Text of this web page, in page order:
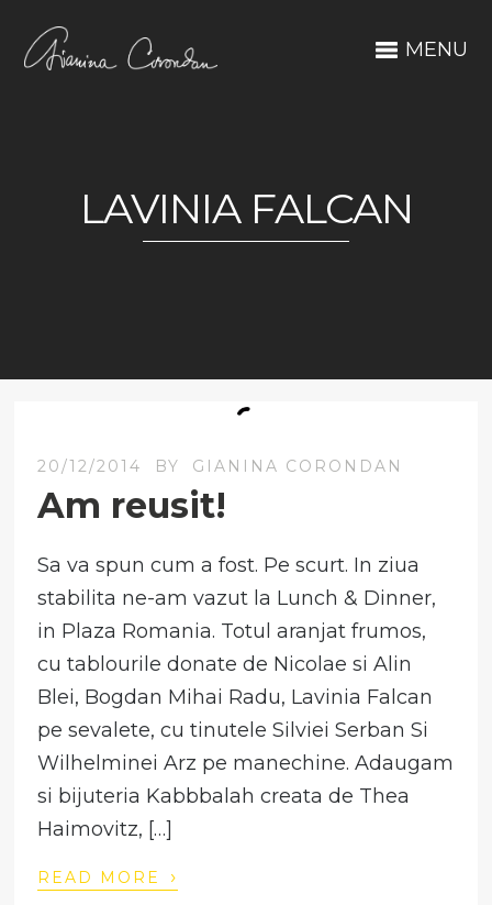
MENU
LAVINIA FALCAN
20/12/2014 BY GIANINA CORONDAN
Am reusit!
Sa va spun cum a fost. Pe scurt. In ziua
stabilita ne-am vazut la Lunch & Dinner,
in Plaza Romania. Totul aranjat frumos,
cu tablourile donate de Nicolae si Alin
Blei, Bogdan Mihai Radu, Lavinia Falcan
pe sevalete, cu tinutele Silviei Serban Si
Wilhelminei Arz pe manechine. Adaugam
si bijuteria Kabbbalah creata de Thea
Haimovitz, […]
READ MORE ›